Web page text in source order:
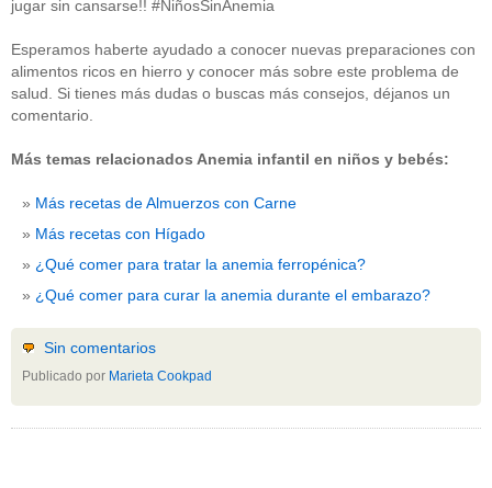
jugar sin cansarse!! #NiñosSinAnemia
Esperamos haberte ayudado a conocer nuevas preparaciones con
alimentos ricos en hierro y conocer más sobre este problema de
salud. Si tienes más dudas o buscas más consejos, déjanos un
comentario.
Más temas relacionados Anemia infantil en niños y bebés:
Más recetas de Almuerzos con Carne
Más recetas con Hígado
¿Qué comer para tratar la anemia ferropénica?
¿Qué comer para curar la anemia durante el embarazo?
Sin comentarios
Publicado por Marieta Cookpad